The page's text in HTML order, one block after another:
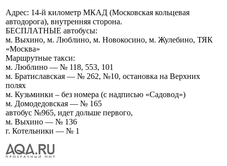
Адрес: 14-й километр МКАД (Московская кольцевая
автодорога), внутренняя сторона.
БЕСПЛАТНЫЕ автобусы:
м. Выхино, м. Люблино, м. Новокосино, м. Жулебино, ТЯК
«Москва»
Маршрутные такси:
м. Люблино — № 118, 553, 101
м. Братиславская — № 262, №10, остановка на Верхних
полях
м. Кузьминки – без номера (с надписью «Садовод»)
м. Домодедовская — № 165
автобус №965, идет дольше первого,
м. Выхино — № 136
г. Котельники — № 1